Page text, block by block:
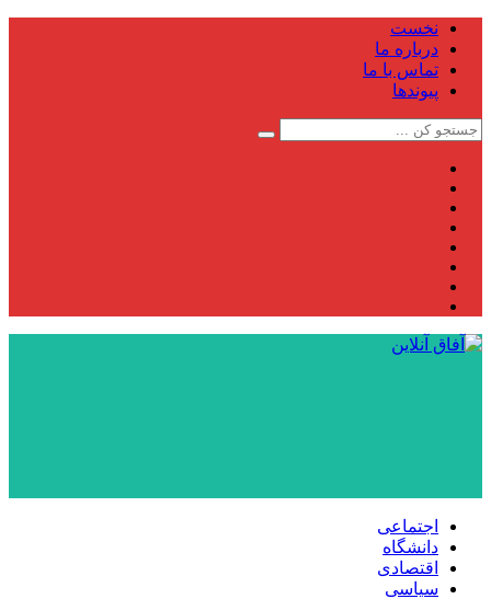
نخست
درباره ما
تماس با ما
پیوندها
اجتماعی
دانشگاه
اقتصادی
سیاسی